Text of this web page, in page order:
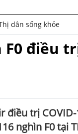
dân sống khỏe
F0 điều
điều trị
nghìn F0 tại